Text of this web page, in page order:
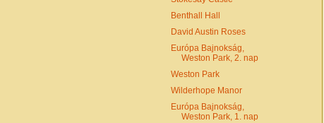
Benthall Hall
David Austin Roses
Európa Bajnokság,
Weston Park, 2. nap
Weston Park
Wilderhope Manor
Európa Bajnokság,
Weston Park, 1. nap